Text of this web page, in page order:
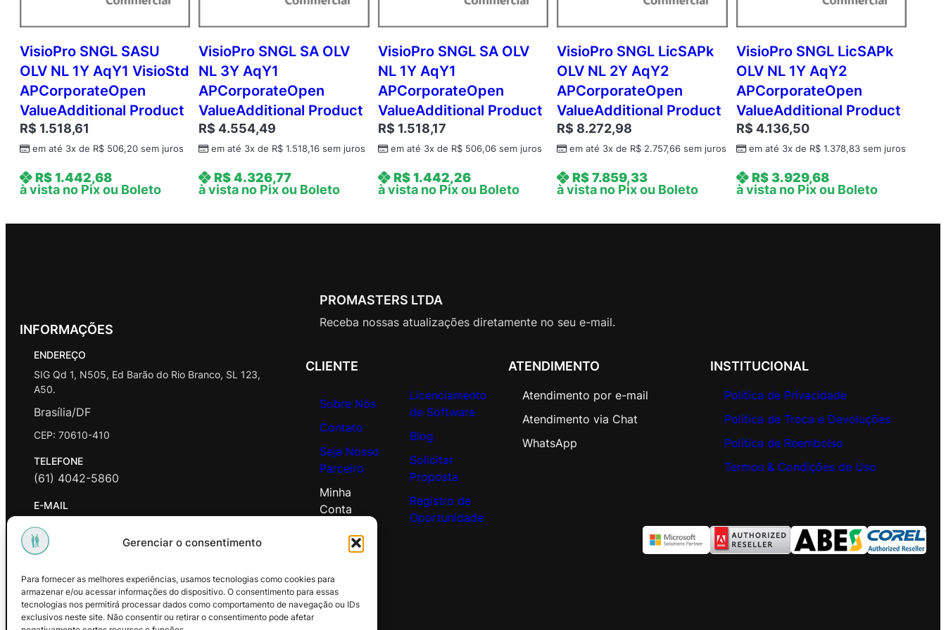
Gerenciar o consentimento
Para fornecer as melhores experiências, usamos tecnologias como cookies para
armazenar e/ou acessar informações do dispositivo. O consentimento para essas
tecnologias nos permitirá processar dados como comportamento de navegação ou IDs
exclusivos neste site. Não consentir ou retirar o consentimento pode afetar
S
t
d
A
P
C
o
r
o
e
n
VisioPro SNGL SASU
OLV NL 1Y AqY1 VisioStd
APCorporateOpen
ValueAdditional Product
R$ 1.518,61
em até 3x de R$ 506,20 sem juros
R$1.442,68
à vista no Pix ou Boleto
VisioPro SNGL SA OLV
NL 3Y AqY1
APCorporateOpen
ValueAdditional Product
R$ 4.554,49
em até 3x de R$ 1.518,16 sem juros
R$4.326,77
à vista no Pix ou Boleto
VisioPro SNGL SA OLV
NL 1Y AqY1
APCorporateOpen
ValueAdditional Product
R$ 1.518,17
em até 3x de R$506,06sem juros
R$1.442,26
à vista no Pix ou Boleto
VisioPro SNGL LicSAPk
OLV NL 2Y AqY2
APCorporateOpen
ValueAdditional Product
R$ 8.272,98
em até 3x de R$ 2.757,66 sem juros
R$7.859,33
à vista no Pix ou Boleto
VisioPro SNGL LicSAPk
OLV NL 1Y AqY2
APCorporateOpen
ValueAdditional Product
R$ 4.136,50
em até 3x de R$1.378,83sem juros
R$3.929,68
à vista no Pix ou Boleto
INFORMAÇÕES
ENDEREÇO
SIG Qd 1, N505, Ed Barão do Rio Branco, SL 123,
A50.
Brasília/DF
CEP: 70610-410
TELEFONE
(61) 4042-5860
E-MAIL
contato@promasters.net.br
HORÁRIO DE ATENDIMENTO
Facebook Instagram Youtube
PROMASTERS LTDA
Receba nossas atualizações diretamente no seu e-mail.
CLIENTE
Sobre Nós
Contato
Seja Nosso
Parceiro
Minha
Conta
Licenciamento
de Software
Blog
Solicitar
Proposta
Registro de
Oportunidade
ATENDIMENTO
Atendimento por e-mail
Atendimento via Chat
WhatsApp
INSTITUCIONAL
Política de Privacidade
Política de Troca e Devoluções
Política de Reembolso
Termos & Condições de Uso